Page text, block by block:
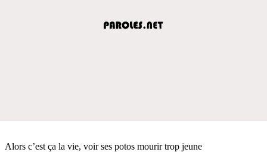
Alors c’est ça la vie, voir ses potos mourir trop jeune